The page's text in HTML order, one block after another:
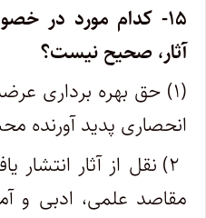
۱۵- کدام مورد در
آثار، صحیح نیست؟
(۱) حق بهره برداری
انحصاری پدید آورنده
۲) نقل از آثار انتشار
مقاصد علمی، ادبی و